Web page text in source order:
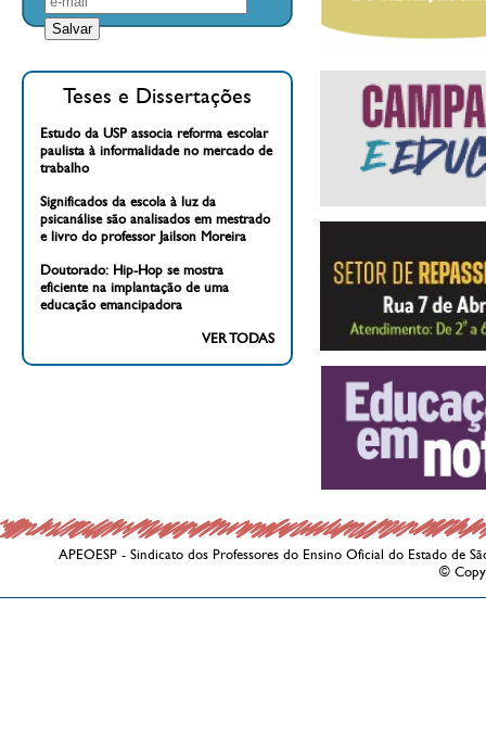
Teses e Dissertações
Estudo da USP associa reforma escolar
paulista à informalidade no mercado de
trabalho
Significados da escola à luz da
psicanálise são analisados em mestrado
e livro do professor Jailson Moreira
Doutorado: Hip-Hop se mostra
eficiente na implantação de uma
educação emancipadora
VER TODAS
APEOESP - Sindicato dos Professores do Ensino Oficial do Estado de
©